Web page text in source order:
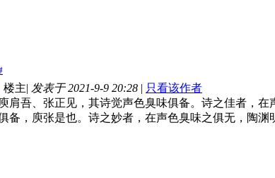
楼主| 发表于 2021-9-9 20:28 | 只看该作者
肩吾、张正见，其诗觉声色臭味俱备。诗之佳者，在
备，庾张是也。诗之妙者，在声色臭味之俱无，陶渊